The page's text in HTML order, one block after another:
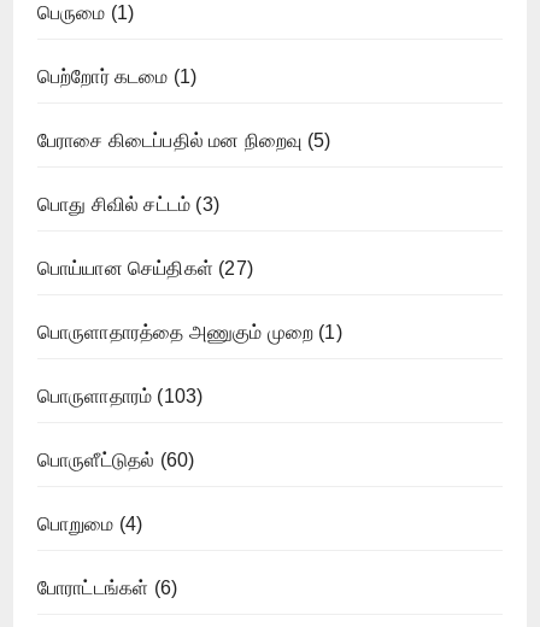
பெருமை (1)
பெற்றோர் கடமை (1)
பேராசை கிடைப்பதில் மன நிறைவு (5)
பொது சிவில் சட்டம் (3)
பொய்யான செய்திகள் (27)
பொருளாதாரத்தை அணுகும் முறை (1)
பொருளாதாரம் (103)
பொருளீட்டுதல் (60)
பொறுமை (4)
போராட்டங்கள் (6)